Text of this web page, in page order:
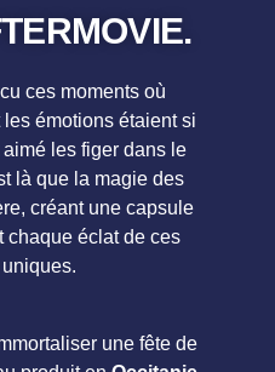
ces moments où
émotions étaient si
les figer dans le
là que la magie des
créant une capsule
chaque éclat de ces
une fête de